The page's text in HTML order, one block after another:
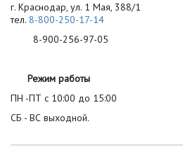
г. Краснодар, ул. 1 Мая, 388/1
тел. 8-800-250-17-14
8-900-256-97-05
Режим работы
ПН -ПТ с 10:00 до 15:00
СБ - ВС выходной.